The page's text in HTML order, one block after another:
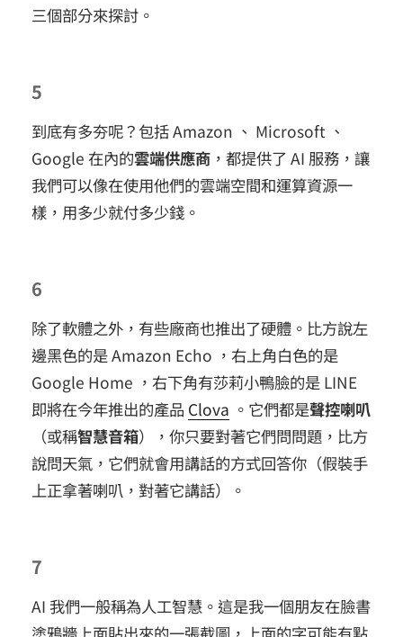
三個部分來探討。
5
到底有多夯呢？包括 Amazon 、 Microsoft 、
Google 在內的雲端供應商，都提供了 AI 服務，讓
我們可以像在使用他們的雲端空間和運算資源一
樣，用多少就付多少錢。
6
除了軟體之外，有些廠商也推出了硬體。比方說左
邊黑色的是 Amazon Echo ，右上角白色的是
Google Home ，右下角有莎莉小鴨臉的是 LINE
即將在今年推出的產品 Clova 。它們都是聲控喇叭
（或稱智慧音箱），你只要對著它們問問題，比方
說問天氣，它們就會用講話的方式回答你（假裝手
上正拿著喇叭，對著它講話）。
7
AI 我們一般稱為人工智慧。這是我一個朋友在臉書